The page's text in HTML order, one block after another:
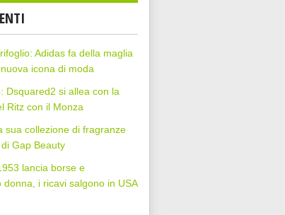
Adidas fa della maglia
icona di moda
Dsquared2 si allea con la
Ritz con il Monza
sua collezione di fragranze
Gap Beauty
lancia borse e
donna, i ricavi salgono in USA